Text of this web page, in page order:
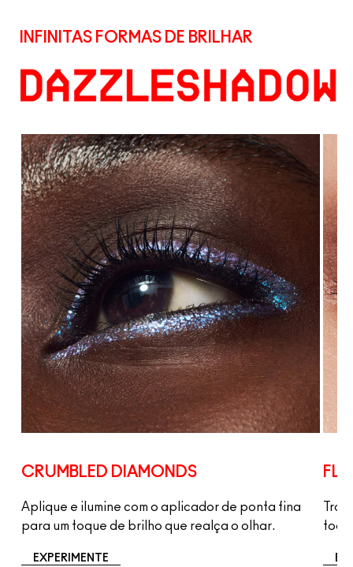
INFINITAS FORMAS DE BRILHAR
CRUMBLED DIAMONDS
Aplique e ilumine com o aplicador de ponta fina
para um toque de brilho que realça o olhar.
EXPERIMENTE